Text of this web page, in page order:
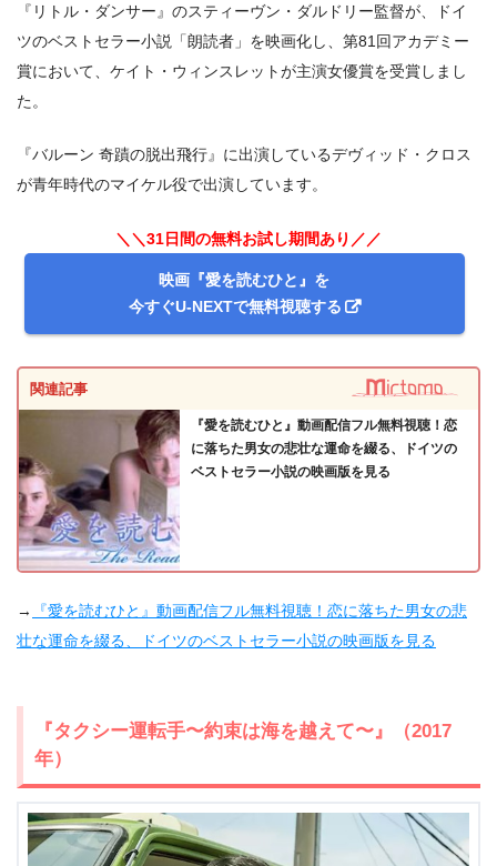
『リトル・ダンサー』のスティーヴン・ダルドリー監督が、ドイ
ツのベストセラー小説「朗読者」を映画化し、第81回アカデミー
賞において、ケイト・ウィンスレットが主演女優賞を受賞しまし
た。
『バルーン 奇蹟の脱出飛行』に出演しているデヴィッド・クロス
が青年時代のマイケル役で出演しています。
＼＼31日間の無料お試し期間あり／／
映画『愛を読むひと』を
今すぐU-NEXTで無料視聴する
関連記事
『愛を読むひと』動画配信フル無料視聴！恋
に落ちた男女の悲壮な運命を綴る、ドイツの
ベストセラー小説の映画版を見る
→
『愛を読むひと』動画配信フル無料視聴！恋に落ちた男女の悲
壮な運命を綴る、ドイツのベストセラー小説の映画版を見る
『タクシー運転手〜約束は海を越えて〜』（2017
年）